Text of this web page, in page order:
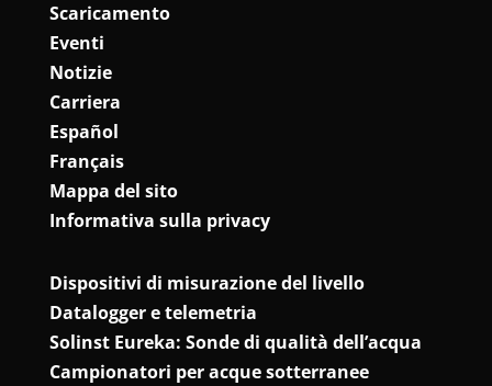
Scaricamento
Eventi
Notizie
Carriera
Español
Français
Mappa del sito
Informativa sulla privacy
Dispositivi di misurazione del livello
Datalogger e telemetria
Solinst Eureka: Sonde di qualità dell’acqua
Campionatori per acque sotterranee